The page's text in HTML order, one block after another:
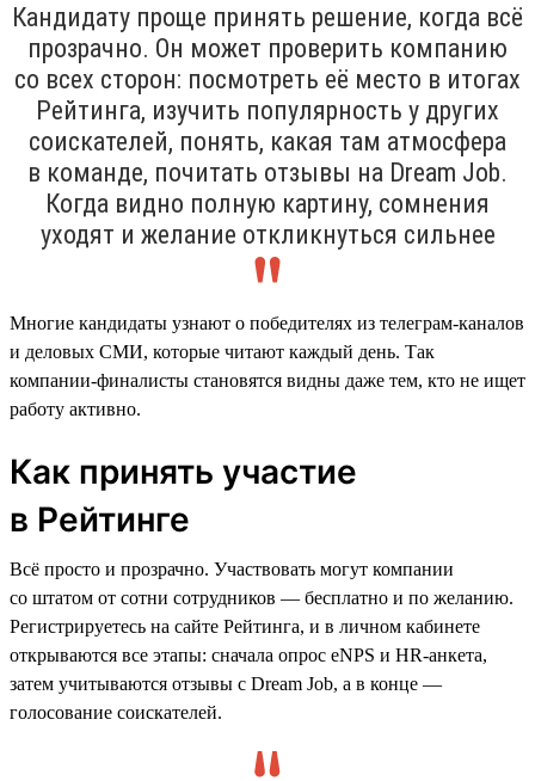
Кандидату проще принять решение, когда всё
прозрачно. Он может проверить компанию
со всех сторон: посмотреть её место в итогах
Рейтинга, изучить популярность у других
соискателей, понять, какая там атмосфера
в команде, почитать отзывы на Dream Job.
Когда видно полную картину, сомнения
уходят и желание откликнуться сильнее
Многие кандидаты узнают о победителях из телеграм-каналов
и деловых СМИ, которые читают каждый день. Так
компании-финалисты становятся видны даже тем, кто не ищет
работу активно.
Как принять участие
в Рейтинге
Всё просто и прозрачно. Участвовать могут компании
со штатом от сотни сотрудников — бесплатно и по желанию.
Регистрируетесь на сайте Рейтинга, и в личном кабинете
открываются все этапы: сначала опрос eNPS и HR-анкета,
затем учитываются отзывы с Dream Job, а в конце —
голосование соискателей.